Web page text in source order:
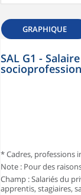
GRAPHIQUE
SAL G1 -
* Cadres, professions
Note : Pour des
Champ : Salariés du
apprentis, stagiaires,